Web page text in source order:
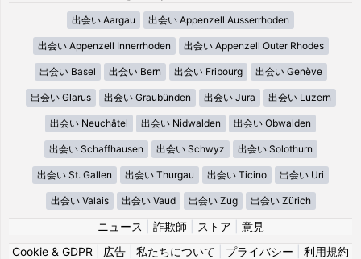
出会い Aargau 出会い Appenzell Ausserrhoden
出会い Appenzell Innerrhoden 出会い Appenzell Outer Rhodes
出会い Basel 出会い Bern 出会い Fribourg 出会い Genève
出会い Glarus 出会い Graubünden 出会い Jura 出会い Luzern
出会い Neuchâtel 出会い Nidwalden 出会い Obwalden
出会い Schaffhausen 出会い Schwyz 出会い Solothurn
出会い St. Gallen 出会い Thurgau 出会い Ticino 出会い Uri
出会い Valais 出会い Vaud 出会い Zug 出会い Zürich
ニュース 詐欺師 ストア
意見
Cookie & GDPR
広告 私たちについて プライバシー
利用規約